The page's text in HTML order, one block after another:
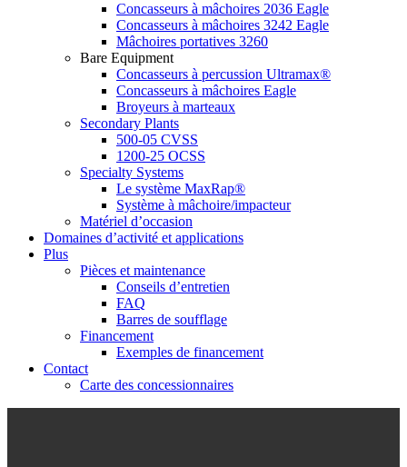
Concasseurs à mâchoires 2036 Eagle
Concasseurs à mâchoires 3242 Eagle
Mâchoires portatives 3260
Bare Equipment
Concasseurs à percussion Ultramax®
Concasseurs à mâchoires Eagle
Broyeurs à marteaux
Secondary Plants
500-05 CVSS
1200-25 OCSS
Specialty Systems
Le système MaxRap®
Système à mâchoire/impacteur
Matériel d’occasion
Domaines d’activité et applications
Plus
Pièces et maintenance
Conseils d’entretien
FAQ
Barres de soufflage
Financement
Exemples de financement
Contact
Carte des concessionnaires